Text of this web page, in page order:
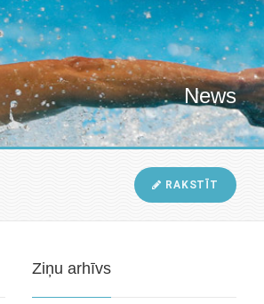
News
RAKSTĪT
Ziņu arhīvs